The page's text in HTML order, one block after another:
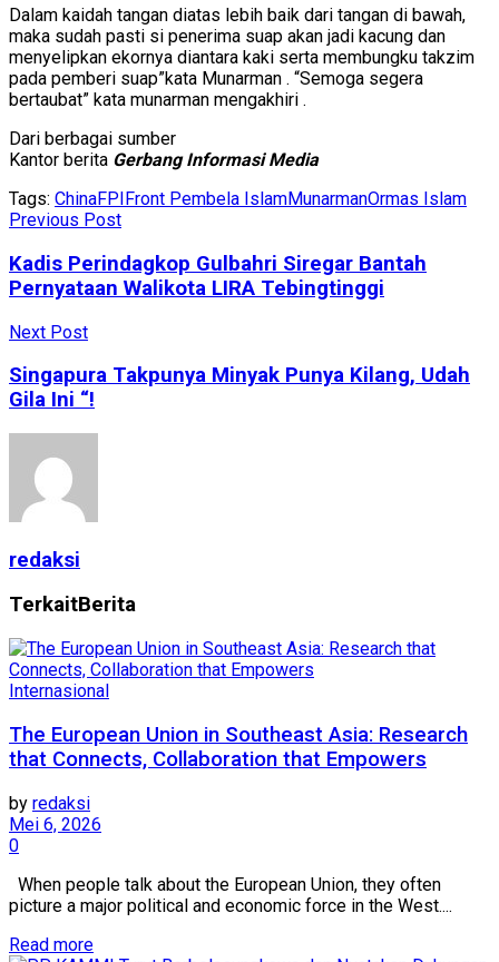
Dalam kaidah tangan diatas lebih baik dari tangan di bawah,
maka sudah pasti si penerima suap akan jadi kacung dan
menyelipkan ekornya diantara kaki serta membungku takzim
pada pemberi suap”kata Munarman . “Semoga segera
bertaubat” kata munarman mengakhiri .
Dari berbagai sumber
Kantor berita Gerbang Informasi Media
Tags: ChinaFPIFront Pembela IslamMunarmanOrmas Islam
Previous Post
Kadis Perindagkop Gulbahri Siregar Bantah
Pernyataan Walikota LIRA Tebingtinggi
Next Post
Singapura Takpunya Minyak Punya Kilang, Udah
Gila Ini “!
redaksi
TerkaitBerita
Internasional
The European Union in Southeast Asia: Research
that Connects, Collaboration that Empowers
by redaksi
Mei 6, 2026
0
When people talk about the European Union, they often
picture a major political and economic force in the West....
Read more